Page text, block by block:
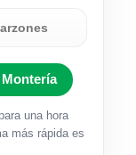
una hora
más rápida es